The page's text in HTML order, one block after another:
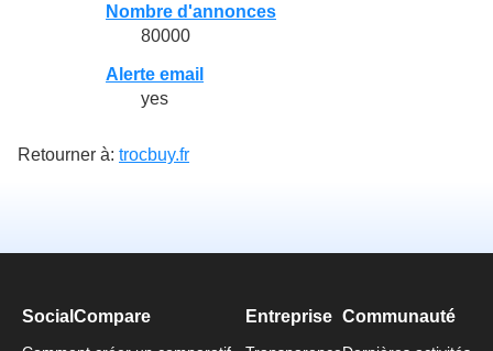
Nombre d'annonces
80000
Alerte email
yes
Retourner à: trocbuy.fr
SocialCompare Entreprise Communauté